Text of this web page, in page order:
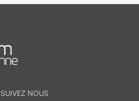
SUIVEZ NOUS